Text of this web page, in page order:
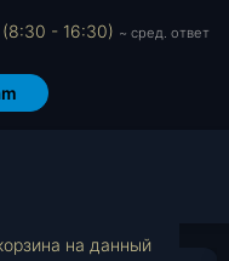
- 16:30) ~ сред. ответ
на данный